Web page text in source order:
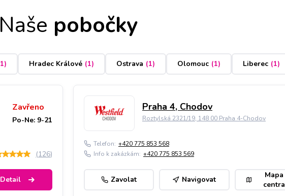
Naše pobočky
1) Hradec Králové (1) Ostrava (1) Olomouc (1) Liberec (1)
Zavřeno
Po-Ne: 9-21
(126)
Detail
Praha 4, Chodov
Roztylská 2321/19, 148 00 Praha 4-Chodov
Telefon: +420 775 853 568
Info k zakázkám: +420 775 853 569
Zavolat Navigovat
Mapa
centra